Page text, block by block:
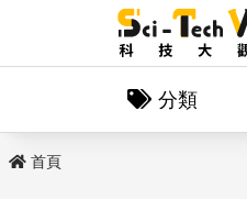
分類
首頁